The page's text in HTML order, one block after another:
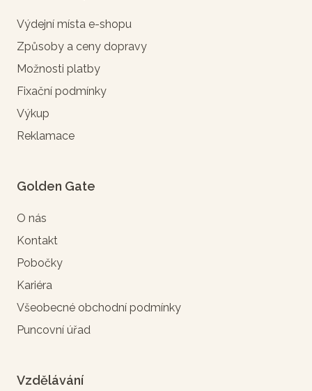
Výdejní místa e-shopu
Způsoby a ceny dopravy
Možnosti platby
Fixační podmínky
Výkup
Reklamace
Golden Gate
O nás
Kontakt
Pobočky
Kariéra
Všeobecné obchodní podmínky
Puncovní úřad
Vzdělávání